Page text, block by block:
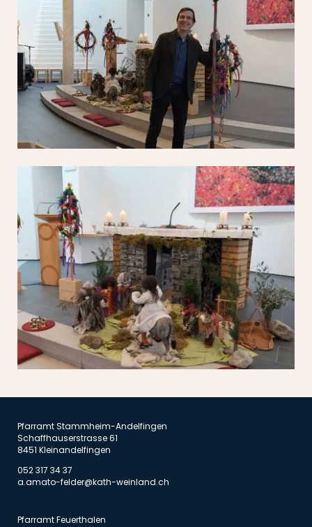
Pfarramt Stammheim-Andelfingen
Schaffhauserstrasse 61
8451 Kleinandelfingen
052 317 34 37
a.amato-felder@kath-weinland.ch
Pfarramt Feuerthalen